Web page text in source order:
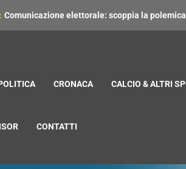
Comunicazione elettorale: scoppia la
CRONACA CALCIO & ALTRI
CONTATTI